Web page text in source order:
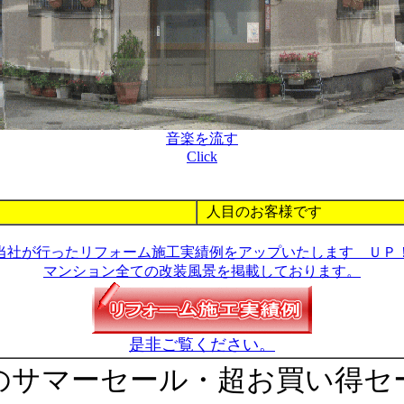
音楽を流す
Click
人目のお客様です
社が行ったリフォーム施工実績例をアップいたします ＵＰ
マンション全ての改装風景を掲載しております。
是非ご覧ください。
サマーセール・超お買い得セ